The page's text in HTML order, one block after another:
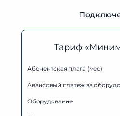
Тариф
Абонентская плата (мес)
Авансовый платеж за
Оборудование